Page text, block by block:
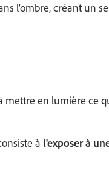
l'ombre, créant
en lumière
à l'exposer à